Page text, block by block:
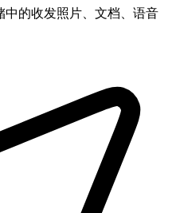
的收发照片、文档、语音